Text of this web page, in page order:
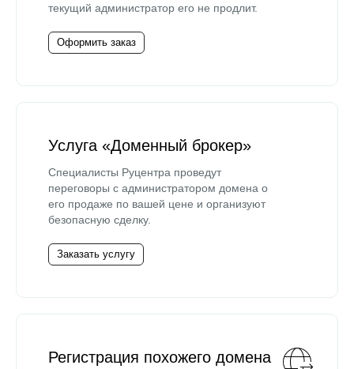
текущий администратор его не продлит.
Оформить заказ
Услуга «Доменный брокер»
Специалисты Руцентра проведут
переговоры с администратором домена о
его продаже по вашей цене и организуют
безопасную сделку.
Заказать услугу
Регистрация похожего домена